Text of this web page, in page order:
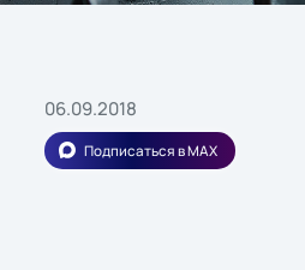
06.09.2018
Подписаться в MAX